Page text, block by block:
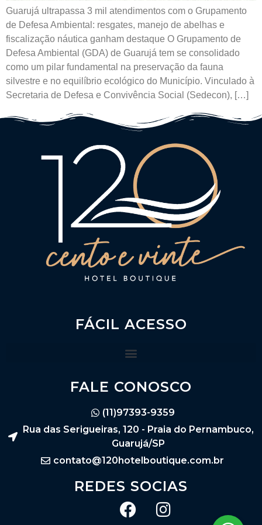
Guarujá ultrapassa 3 mil atendimentos com o Grupamento
de Defesa Ambiental: resgates, manejo de abelhas e
fiscalização náutica ganham destaque O Grupamento de
Defesa Ambiental (GDA) de Guarujá tem se consolidado
como um pilar fundamental na preservação da fauna
silvestre e no equilíbrio ecológico do Município. Vinculado à
Secretaria de Defesa e Convivência Social (Sedecon), […]
FÁCIL ACESSO
FALE CONOSCO
(11)97393-9359
Rua das Serigueiras, 120 - Praia do Pernambuco,
Guarujá/SP
contato@120hotelboutique.com.br
REDES SOCIAS